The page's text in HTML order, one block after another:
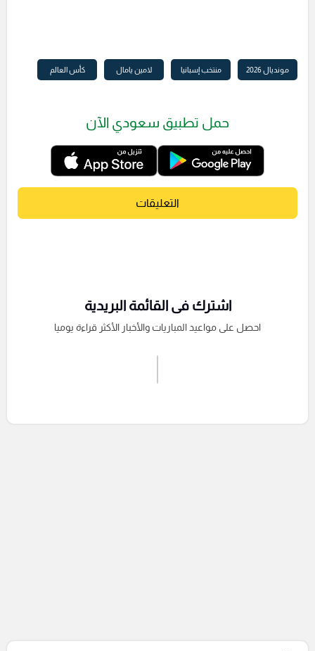
مونديال 2026 منتخب إسبانيا لامين يامال كأس العالم
حمل تطبيق سعودي الآن
التعليقات
اشترك فى القائمة البريدية
احصل على مواعيد المباريات والأخبار الأكثر قراءة يوميا